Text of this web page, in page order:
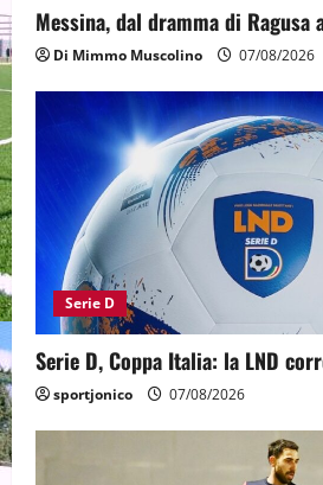
Messina, dal dramma di Ragusa
Di Mimmo Muscolino 07/08/2026
Serie D
Serie D, Coppa Italia: la LND
sportjonico 07/08/2026